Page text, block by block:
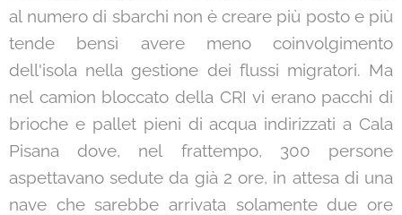
al numero di sbarchi non è creare più posto e più
tende bensì avere meno coinvolgimento
dell'isola nella gestione dei flussi migratori. Ma
nel camion bloccato della CRI vi erano pacchi di
brioche e pallet pieni di acqua indirizzati a Cala
Pisana dove, nel frattempo, 300 persone
aspettavano sedute da già 2 ore, in attesa di una
nave che sarebbe arrivata solamente due ore